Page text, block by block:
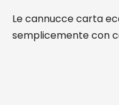
Le cannucce carta
semplicemente con